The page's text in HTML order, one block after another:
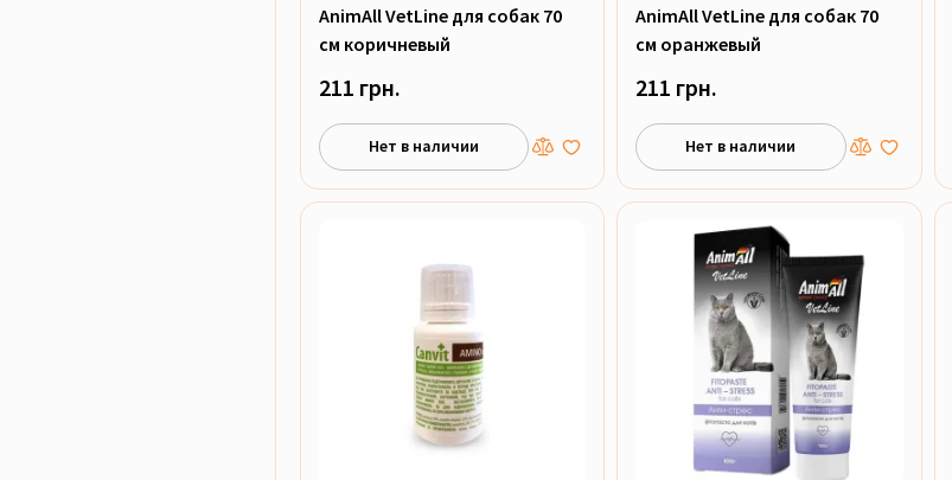
AnimAll VetLine для собак 70
см коричневый
211 грн.
Нет в наличии
AnimAll VetLine для собак 70
см оранжевый
211 грн.
Нет в наличии